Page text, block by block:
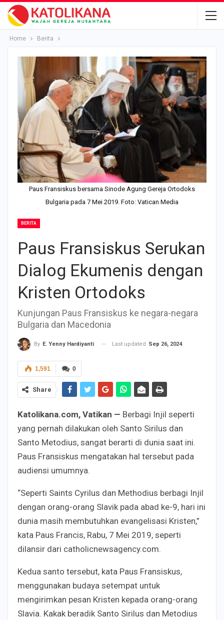
Home Berita
Paus Fransiskus bersama Sinode Agung Gereja Ortodoks
Bulgaria pada 7 Mei 2019. Foto: Vatican Media
BERITA
Paus Fransiskus Serukan
Dialog Ekumenis dengan
Kristen Ortodoks
Kunjungan Paus Fransiskus ke negara-negara
Bulgaria dan Macedonia
By E. Yenny Hardiyanti Last updated Sep 26, 2024
0
1,591
Share
Katolikana.com, Vatikan — Berbagi Injil seperti
yang pernah dilakukan oleh Santo Sirilus dan
Santo Metodius, sangat berarti di dunia saat ini.
Paus Fransiskus mengatakan hal tersebut pada
audiensi umumnya.
“Seperti Saints Cyrilus dan Methodius berbagi Injil
dengan orang-orang Slavik pada abad ke-9, hari ini
dunia masih membutuhkan evangelisasi Kristen,”
kata Paus Francis, Rabu, 7 Mei 2019, seperti
dilansir dari catholicnewsagency.com.
Kedua santo tersebut, kata Paus Fransiskus,
menggunakan budaya setempat untuk
mengirimkan pesan Kristen kepada orang-orang
Slavia. Kakak beradik Santo Sirilus dan Metodius